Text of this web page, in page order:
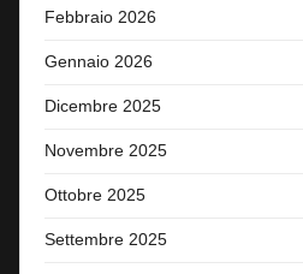
Febbraio 2026
Gennaio 2026
Dicembre 2025
Novembre 2025
Ottobre 2025
Settembre 2025